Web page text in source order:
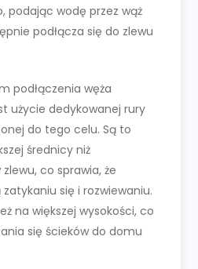
podając wodę przez wąż
podłącza się do zlewu
podłączenia węża
użycie dedykowanej rury
do tego celu. Są to
średnicy niż
co sprawia, że
się i rozwiewaniu.
na większej wysokości, co
się ścieków do domu